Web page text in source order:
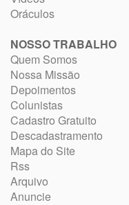
Oráculos
NOSSO TRABALHO
Quem Somos
Nossa Missão
Depoimentos
Colunistas
Cadastro Gratuito
Descadastramento
Mapa do Site
Rss
Arquivo
Anuncie